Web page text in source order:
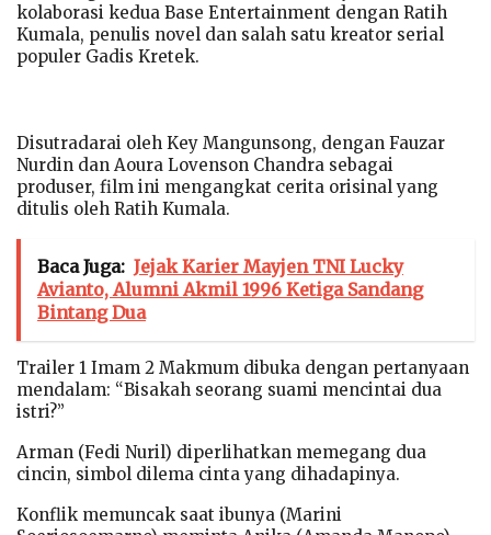
kolaborasi kedua Base Entertainment dengan Ratih
Kumala, penulis novel dan salah satu kreator serial
populer Gadis Kretek.
Disutradarai oleh Key Mangunsong, dengan Fauzar
Nurdin dan Aoura Lovenson Chandra sebagai
produser, film ini mengangkat cerita orisinal yang
ditulis oleh Ratih Kumala.
Baca Juga: Jejak Karier Mayjen TNI Lucky
Avianto, Alumni Akmil 1996 Ketiga Sandang
Bintang Dua
Trailer 1 Imam 2 Makmum dibuka dengan pertanyaan
mendalam: “Bisakah seorang suami mencintai dua
istri?”
Arman (Fedi Nuril) diperlihatkan memegang dua
cincin, simbol dilema cinta yang dihadapinya.
Konflik memuncak saat ibunya (Marini